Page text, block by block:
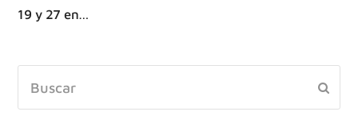
19 y 27 en…